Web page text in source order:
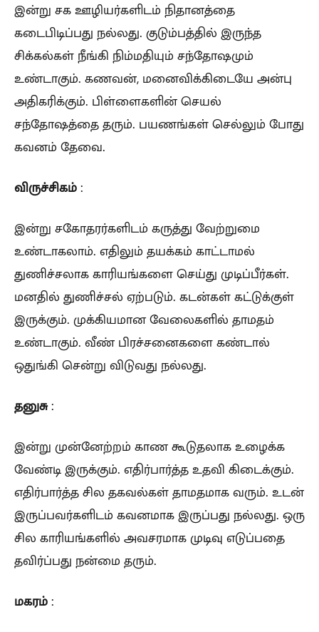
இன்று சக ஊழியர்களிடம் நிதானத்தை
கடைபிடிப்பது நல்லது. குடும்பத்தில் இருந்த
சிக்கல்கள் நீங்கி நிம்மதியும் சந்தோஷமும்
உண்டாகும். கணவன், மனைவிக்கிடையே அன்பு
அதிகரிக்கும். பிள்ளைகளின் செயல்
சந்தோஷத்தை தரும். பயணங்கள் செல்லும் போது
கவனம் தேவை.
விருச்சிகம் :
இன்று சகோதரர்களிடம் கருத்து வேற்றுமை
உண்டாகலாம். எதிலும் தயக்கம் காட்டாமல்
துணிச்சலாக காரியங்களை செய்து முடிப்பீர்கள்.
மனதில் துணிச்சல் ஏற்படும். கடன்கள் கட்டுக்குள்
இருக்கும். முக்கியமான வேலைகளில் தாமதம்
உண்டாகும். வீண் பிரச்சனைகளை கண்டால்
ஒதுங்கி சென்று விடுவது நல்லது.
தனுசு:
இன்று முன்னேற்றம் காண கூடுதலாக உழைக்க
வேண்டி இருக்கும். எதிர்பார்த்த உதவி கிடைக்கும்.
எதிர்பார்த்த சில தகவல்கள் தாமதமாக வரும். உடன்
இருப்பவர்களிடம் கவனமாக இருப்பது நல்லது. ஒரு
சில காரியங்களில் அவசரமாக முடிவு எடுப்பதை
தவிர்ப்பது நன்மை தரும்.
மகரம் :